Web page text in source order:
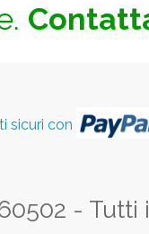
sicuri con
-